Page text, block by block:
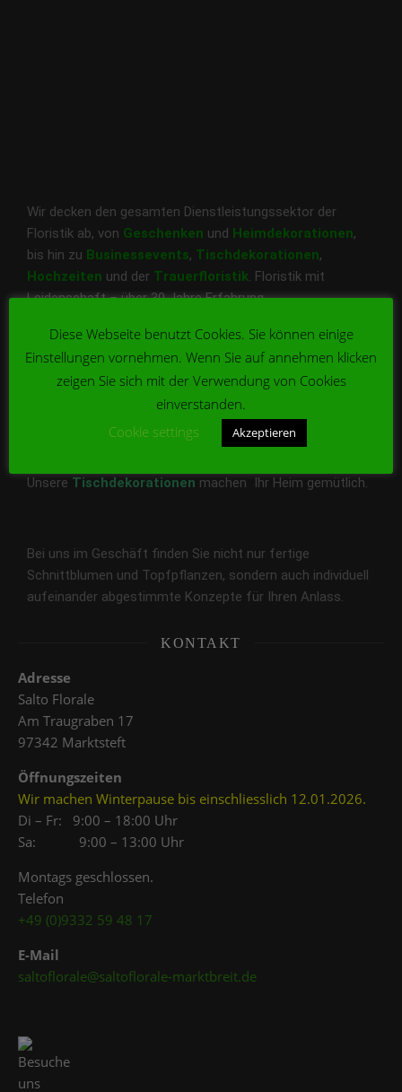
Wir decken den gesamten Dienstleistungssektor der
Floristik ab, von Geschenken und Heimdekorationen,
bis hin zu Businessevents, Tischdekorationen,
Hochzeiten und der Trauerfloristik. Floristik mit
Leidenschaft – über 30 Jahre Erfahrung.
Bei uns finden Sie die schönsten Blumen und Konzepte zu
jedem Anlass. Sprechen Sie uns an und wir gestalten
zusammen Ihren individuellen Blumenwunsch.
Unsere Tischdekorationen machen Ihr Heim gemütlich.
Bei uns im Geschäft finden Sie nicht nur fertige
Schnittblumen und Topfpflanzen, sondern auch individuell
aufeinander abgestimmte Konzepte für Ihren Anlass.
KONTAKT
Adresse
Salto Florale
Am Traugraben 17
97342 Marktsteft
Öffnungszeiten
Wir machen Winterpause bis einschliesslich 12.01.2026.
Di – Fr: 9:00 – 18:00 Uhr
Sa: 9:00 – 13:00 Uhr
Montags geschlossen.
Telefon
+49 (0)9332 59 48 17
E-Mail
saltoflorale@saltoflorale-marktbreit.de
Diese Webseite benutzt Cookies. Sie können einige
Einstellungen vornehmen. Wenn Sie auf annehmen klicken
zeigen Sie sich mit der Verwendung von Cookies
einverstanden.
Cookie settings
Akzeptieren